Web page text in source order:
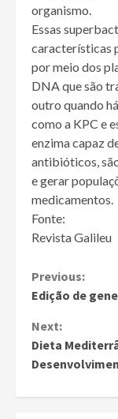
organismo.
Essas
características
por meio dos
DNA que são
outro quando
como a KPC e
enzima capaz
antibióticos,
e gerar
medicamentos.
Fonte:
Revista Galileu
Continue
Reading
Previous:
Edição de
Next:
Dieta